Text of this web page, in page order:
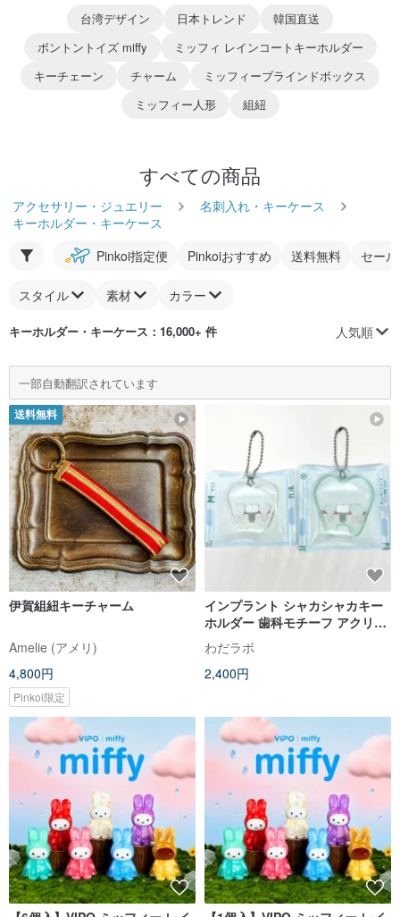
台湾デザイン 日本トレンド
韓国直送
ボントントイズ miffy
ミッフィ レインコートキーホルダー
キーチェーン
チャーム
ミッフィーブラインドボックス
ミッフィー人形
組紐
すべての商品
アクセサリー・ジュエリー
名刺入れ・キーケース
キーホルダー・キーケース
Pinkoi指定便
Pinkoiおすすめ 送料無料 セー
スタイル 素材 カラー
キーホルダー・キーケース ：16,000+ 件 人気順
一部自動翻訳されています
送料無料
伊賀組紐キーチャーム
Amelie (アメリ)
4,800円
Pinkoi限定
インプラント シャカシャカキー
ホルダー 歯科モチーフ アクリル
チャーム
わだラボ
2,400円